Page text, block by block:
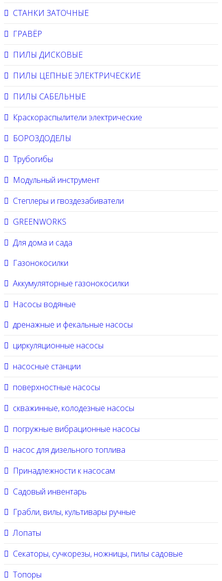
СТАНКИ ЗАТОЧНЫЕ
ГРАВЁР
ПИЛЫ ДИСКОВЫЕ
ПИЛЫ ЦЕПНЫЕ ЭЛЕКТРИЧЕСКИЕ
ПИЛЫ САБЕЛЬНЫЕ
Краскораспылители электрические
БОРОЗДОДЕЛЫ
Трубогибы
Модульный инструмент
Степлеры и гвоздезабиватели
GREENWORKS
Для дома и сада
Газонокосилки
Аккумуляторные газонокосилки
Насосы водяные
дренажные и фекальные насосы
циркуляционные насосы
насосные станции
поверхностные насосы
скважинные, колодезные насосы
погружные вибрационные насосы
насос для дизельного топлива
Принадлежности к насосам
Садовый инвентарь
Грабли, вилы, культивары ручные
Лопаты
Секаторы, сучкорезы, ножницы, пилы садовые
Топоры